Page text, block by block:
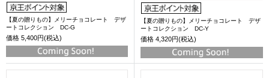
【夏の贈りもの】メリーチョコレート デザ
ートコレクション DC-G
価格 5,400円(税込)
【夏の贈りもの】メリーチョコレート デザ
ートコレクション DC-Y
価格 4,320円(税込)